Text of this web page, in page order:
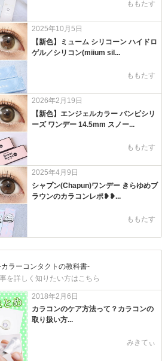
ももたす
2025年10月5日
【新色】ミューム シリコーン ハイドロ
ゲル／シリコン(miium sil...
ももたす
2026年2月19日
【新色】エンジェルカラー バンビシリ
ーズ ワンデー 14.5mm スノー...
ももたす
2025年4月9日
シャプン(Chapun)ワンデー きらゆめブ
ラウンのカラコンレポ❥❥...
ももたす
カラーコンタクトの教科書-
を詳しく知りたい方はこちら
2018年2月6日
カラコンのケア方法って？カラコンの
取り扱い方...
みきてぃ